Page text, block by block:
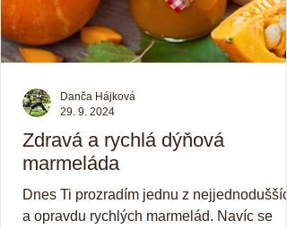
Zdravá a rychlá dýňová
marmeláda
Dnes Ti prozradím jednu z
a opravdu rychlých marmelád. Navíc se
Danča Hájková
29. 9. 2024